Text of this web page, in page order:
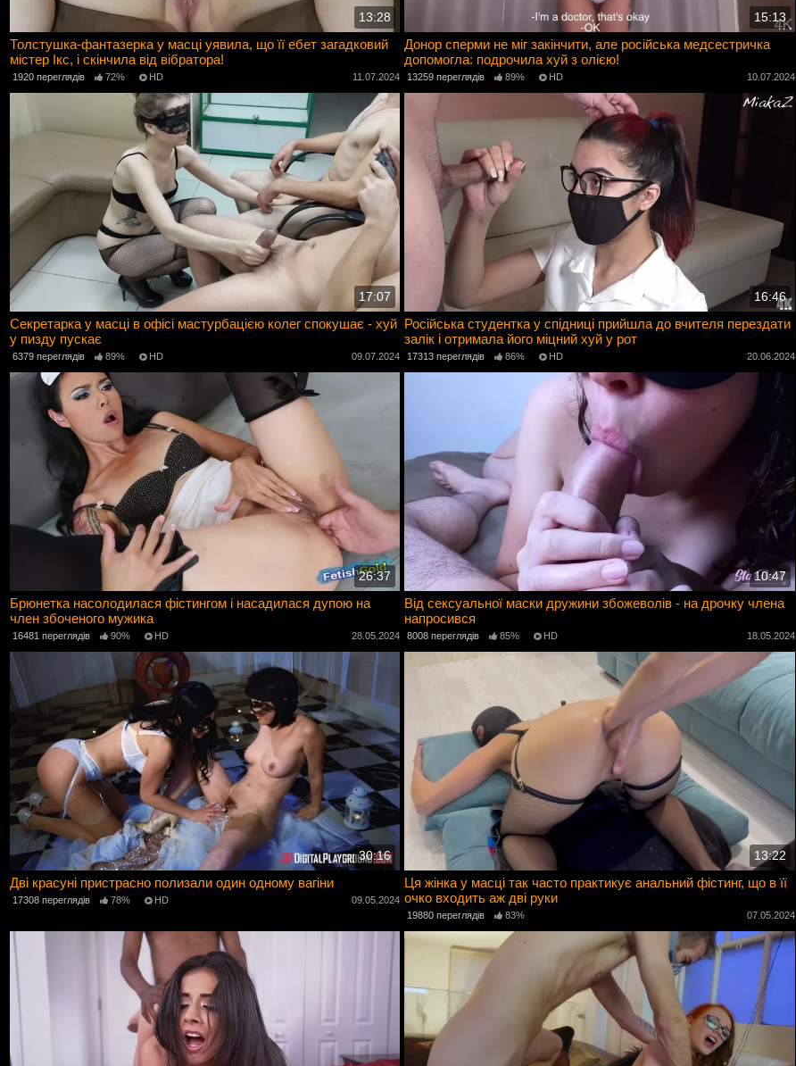
13:28
Толстушка-фантазерка у масці уявила, що її ебет загадковий
містер Ікс, і скінчила від вібратора!
1920 переглядів 72% HD 11.07.2024
15:13
Донор сперми не міг закінчити, але російська медсестричка
допомогла: подрочила хуй з олією!
13259 переглядів 89% HD 10.07.2024
17:07
Секретарка у масці в офісі мастурбацією колег спокушає - хуй
у пизду пускає
6379 переглядів 89% HD 09.07.2024
16:46
Російська студентка у спідниці прийшла до вчителя перездати
залік і отримала його міцний хуй у рот
17313 переглядів 86% HD 20.06.2024
26:37
Брюнетка насолодилася фістингом і насадилася дупою на
член збоченого мужика
16481 переглядів 90% HD 28.05.2024
10:47
Від сексуальної маски дружини збожеволів - на дрочку члена
напросився
8008 переглядів 85% HD 18.05.2024
30:16
Дві красуні пристрасно полизали один одному вагіни
17308 переглядів 78% HD 09.05.2024
13:22
Ця жінка у масці так часто практикує анальний фістинг, що в її
очко входить аж дві руки
19880 переглядів 83% 07.05.2024